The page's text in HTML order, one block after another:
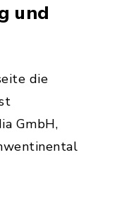
und
die
GmbH,